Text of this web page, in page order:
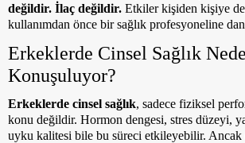
değildir. İlaç değildir. Etkiler kişiden kişiye
kullanımdan önce bir sağlık profesyoneline
Erkeklerde Cinsel Sağlık
Konuşuluyor?
Erkeklerde cinsel sağlık, sadece fiziksel
konu değildir. Hormon dengesi, stres düzeyi,
uyku kalitesi bile bu süreci etkileyebilir. Ancak